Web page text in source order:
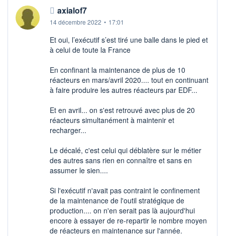
axialof7
14 décembre 2022 • 17:01
Et oui, l’exécutif s’est tiré une balle dans le pied et
à celui de toute la France
En confinant la maintenance de plus de 10
réacteurs en mars/avril 2020.... tout en continuant
à faire produire les autres réacteurs par EDF...
Et en avril... on s'est retrouvé avec plus de 20
réacteurs simultanément à maintenir et
recharger...
Le décalé, c'est celui qui déblatère sur le métier
des autres sans rien en connaître et sans en
assumer le sien....
Si l'exécutif n'avait pas contraint le confinement
de la maintenance de l'outil stratégique de
production.... on n'en serait pas là aujourd'hui
encore à essayer de re-repartir le nombre moyen
de réacteurs en maintenance sur l'année.